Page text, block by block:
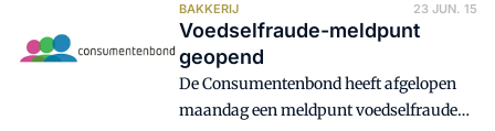
Oorzaak is een nieuwe fraudevariant
waarbij criminelen pashouders zover
krijgen dat ze hun pasje opsturen,
melden de Nederlandse Vereniging van
Banken (NVB) en de Betaalvereniging
BAKKERIJ 23 JUN. 15
Voedselfraude-meldpunt
geopend
De Consumentenbond heeft afgelopen
maandag een meldpunt voedselfraude